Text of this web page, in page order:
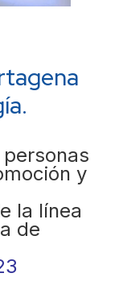
y
la línea
de